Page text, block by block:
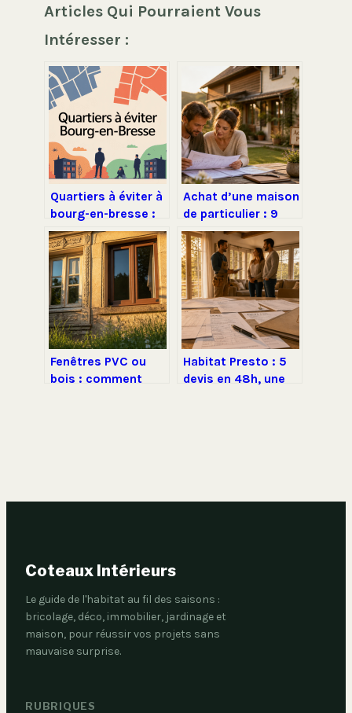
Articles Qui Pourraient Vous
Intéresser :
Quartiers à éviter à
bourg-en-bresse :
ce qu’il faut
vraiment savoir
Achat d’une maison
de particulier : 9
diagnostics,
expertise
indépendante et
garanties pour
éviter les pièges
Fenêtres PVC ou
bois : comment
Habitat Presto : 5
devis en 48h, une
Coteaux Intérieurs
Le guide de l'habitat au fil des saisons :
bricolage, déco, immobilier, jardinage et
maison, pour réussir vos projets sans
mauvaise surprise.
RUBRIQUES